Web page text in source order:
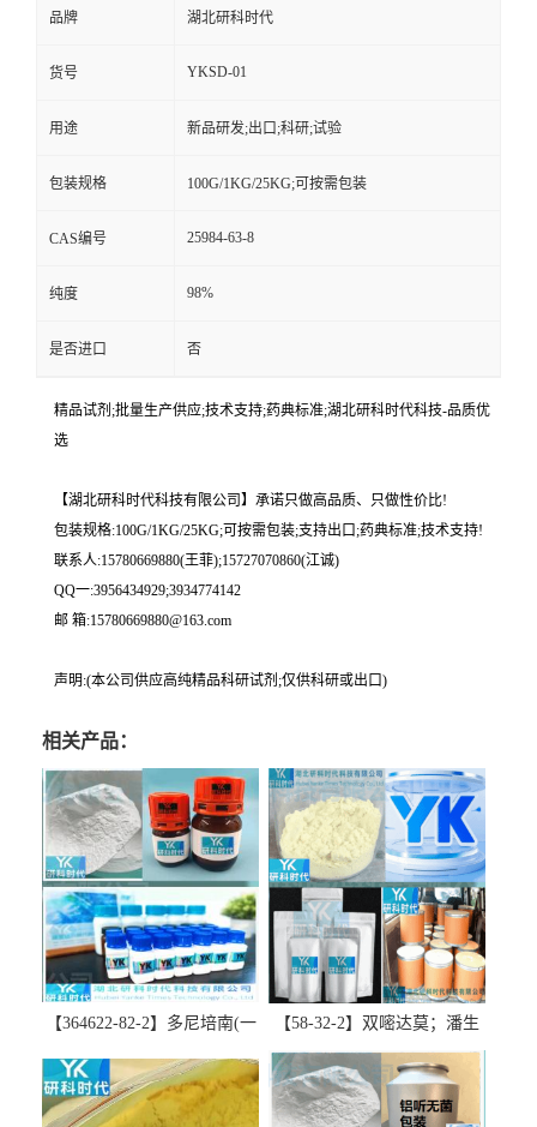
品牌 湖北研科时代
货号 YKSD-01
用途 新品研发;出口;科研;试验
包装规格 100G/1KG/25KG;可按需包装
CAS编号 25984-63-8
纯度 98%
是否进口 否
精品试剂;批量生产供应;技术支持;药典标准;湖北研科时代科技-品质优
选
【湖北研科时代科技有限公司】承诺只做高品质、只做性价比!
包装规格:100G/1KG/25KG;可按需包装;支持出口;药典标准;技术支持!
联系人:15780669880(王菲);15727070860(江诚)
QQ一:3956434929;3934774142
邮 箱:15780669880@163.com
声明:(本公司供应高纯精品科研试剂;仅供科研或出口)
相关产品：
【364622-82-2】多尼培南(一
精品科研试剂-湖北研科时代
科技-“研”无止境;“科”学创
【58-32-2】双嘧达莫；潘生
丁-精品科研试剂-湖北研科时
代科技-“研”无止境;“科”学创
新！支持三方验证；支持定